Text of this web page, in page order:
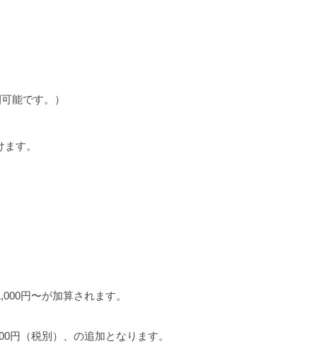
能です。）
す。
円〜が加算されます。
円（税別）、の追加となります。